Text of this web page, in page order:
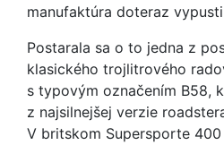
manufaktúra doteraz
Postarala sa o to jedna z
klasického trojlitrového
s typovým označením B58,
z najsilnejšej verzie
V britskom Supersporte